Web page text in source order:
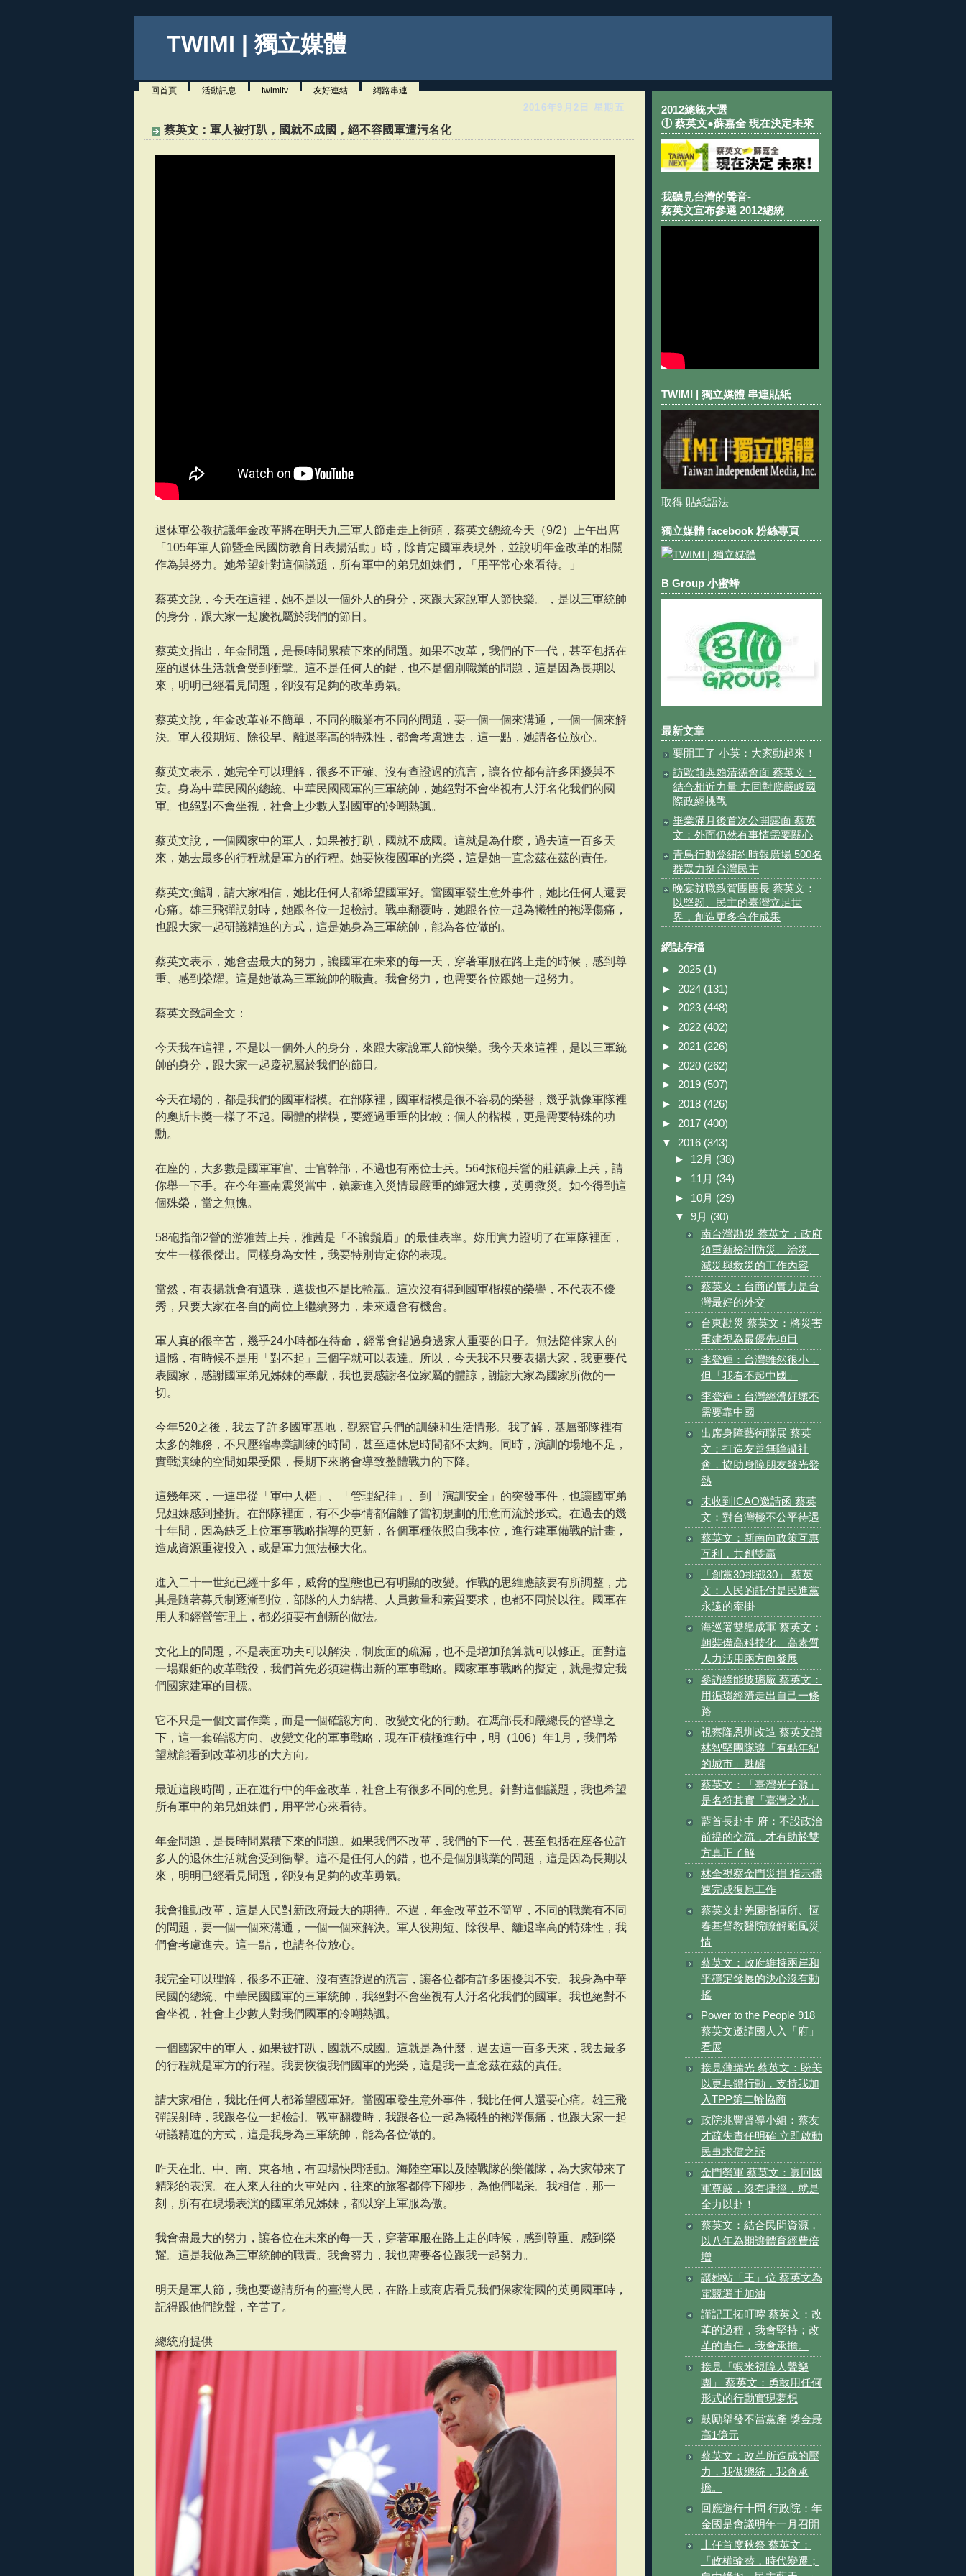
TWIMI | 獨立媒體
回首頁 活動訊息 twimitv 友好連結 網路串連
2016年9月2日 星期五
蔡英文：軍人被打趴，國就不成國，絕不容國軍遭污名化
退休軍公教抗議年金改革將在明天九三軍人節走走上街頭，蔡英文總統今天（9/2）上午出席
「105年軍人節暨全民國防教育日表揚活動」時，除肯定國軍表現外，並說明年金改革的相關
作為與努力。她希望針對這個議題，所有軍中的弟兄姐妹們，「用平常心來看待。」
蔡英文說，今天在這裡，她不是以一個外人的身分，來跟大家說軍人節快樂。，是以三軍統帥
的身分，跟大家一起慶祝屬於我們的節日。
蔡英文指出，年金問題，是長時間累積下來的問題。如果不改革，我們的下一代，甚至包括在
座的退休生活就會受到衝擊。這不是任何人的錯，也不是個別職業的問題，這是因為長期以
來，明明已經看見問題，卻沒有足夠的改革勇氣。
蔡英文說，年金改革並不簡單，不同的職業有不同的問題，要一個一個來溝通，一個一個來解
決。軍人役期短、除役早、離退率高的特殊性，都會考慮進去，這一點，她請各位放心。
蔡英文表示，她完全可以理解，很多不正確、沒有查證過的流言，讓各位都有許多困擾與不
安。身為中華民國的總統、中華民國國軍的三軍統帥，她絕對不會坐視有人汙名化我們的國
軍。也絕對不會坐視，社會上少數人對國軍的冷嘲熱諷。
蔡英文說，一個國家中的軍人，如果被打趴，國就不成國。這就是為什麼，過去這一百多天
來，她去最多的行程就是軍方的行程。她要恢復國軍的光榮，這是她一直念茲在茲的責任。
蔡英文強調，請大家相信，她比任何人都希望國軍好。當國軍發生意外事件，她比任何人還要
心痛。雄三飛彈誤射時，她跟各位一起檢討。戰車翻覆時，她跟各位一起為犧牲的袍澤傷痛，
也跟大家一起研議精進的方式，這是她身為三軍統帥，能為各位做的。
蔡英文表示，她會盡最大的努力，讓國軍在未來的每一天，穿著軍服在路上走的時候，感到尊
重、感到榮耀。這是她做為三軍統帥的職責。我會努力，也需要各位跟她一起努力。
蔡英文致詞全文：
今天我在這裡，不是以一個外人的身分，來跟大家說軍人節快樂。我今天來這裡，是以三軍統
帥的身分，跟大家一起慶祝屬於我們的節日。
今天在場的，都是我們的國軍楷模。在部隊裡，國軍楷模是很不容易的榮譽，幾乎就像軍隊裡
的奧斯卡獎一樣了不起。團體的楷模，要經過重重的比較；個人的楷模，更是需要特殊的功
勳。
在座的，大多數是國軍軍官、士官幹部，不過也有兩位士兵。564旅砲兵營的莊鎮豪上兵，請
你舉一下手。在今年臺南震災當中，鎮豪進入災情最嚴重的維冠大樓，英勇救災。如今得到這
個殊榮，當之無愧。
58砲指部2營的游雅茜上兵，雅茜是「不讓鬚眉」的最佳表率。妳用實力證明了在軍隊裡面，
女生一樣很傑出。同樣身為女性，我要特別肯定你的表現。
當然，有表揚就會有遺珠，選拔也不是比輸贏。這次沒有得到國軍楷模的榮譽，不代表不優
秀，只要大家在各自的崗位上繼續努力，未來還會有機會。
軍人真的很辛苦，幾乎24小時都在待命，經常會錯過身邊家人重要的日子。無法陪伴家人的
遺憾，有時候不是用「對不起」三個字就可以表達。所以，今天我不只要表揚大家，我更要代
表國家，感謝國軍弟兄姊妹的奉獻，我也要感謝各位家屬的體諒，謝謝大家為國家所做的一
切。
今年520之後，我去了許多國軍基地，觀察官兵們的訓練和生活情形。我了解，基層部隊裡有
太多的雜務，不只壓縮專業訓練的時間，甚至連休息時間都不太夠。同時，演訓的場地不足，
實戰演練的空間如果受限，長期下來將會導致整體戰力的下降。
這幾年來，一連串從「軍中人權」、「管理紀律」、到「演訓安全」的突發事件，也讓國軍弟
兄姐妹感到挫折。在部隊裡面，有不少事情都偏離了當初規劃的用意而流於形式。在過去的幾
十年間，因為缺乏上位軍事戰略指導的更新，各個軍種依照自我本位，進行建軍備戰的計畫，
造成資源重複投入，或是軍力無法極大化。
進入二十一世紀已經十多年，威脅的型態也已有明顯的改變。作戰的思維應該要有所調整，尤
其是隨著募兵制逐漸到位，部隊的人力結構、人員數量和素質要求，也都不同於以往。國軍在
用人和經營管理上，都必須要有創新的做法。
文化上的問題，不是表面功夫可以解決，制度面的疏漏，也不是增加預算就可以修正。面對這
一場艱鉅的改革戰役，我們首先必須建構出新的軍事戰略。國家軍事戰略的擬定，就是擬定我
們國家建軍的目標。
它不只是一個文書作業，而是一個確認方向、改變文化的行動。在馮部長和嚴總長的督導之
下，這一套確認方向、改變文化的軍事戰略，現在正積極進行中，明（106）年1月，我們希
望就能看到改革初步的大方向。
最近這段時間，正在進行中的年金改革，社會上有很多不同的意見。針對這個議題，我也希望
所有軍中的弟兄姐妹們，用平常心來看待。
年金問題，是長時間累積下來的問題。如果我們不改革，我們的下一代，甚至包括在座各位許
多人的退休生活就會受到衝擊。這不是任何人的錯，也不是個別職業的問題，這是因為長期以
來，明明已經看見問題，卻沒有足夠的改革勇氣。
我會推動改革，這是人民對新政府最大的期待。不過，年金改革並不簡單，不同的職業有不同
的問題，要一個一個來溝通，一個一個來解決。軍人役期短、除役早、離退率高的特殊性，我
們會考慮進去。這一點，也請各位放心。
我完全可以理解，很多不正確、沒有查證過的流言，讓各位都有許多困擾與不安。我身為中華
民國的總統、中華民國國軍的三軍統帥，我絕對不會坐視有人汙名化我們的國軍。我也絕對不
會坐視，社會上少數人對我們國軍的冷嘲熱諷。
一個國家中的軍人，如果被打趴，國就不成國。這就是為什麼，過去這一百多天來，我去最多
的行程就是軍方的行程。我要恢復我們國軍的光榮，這是我一直念茲在茲的責任。
請大家相信，我比任何人都希望國軍好。當國軍發生意外事件，我比任何人還要心痛。雄三飛
彈誤射時，我跟各位一起檢討。戰車翻覆時，我跟各位一起為犧牲的袍澤傷痛，也跟大家一起
研議精進的方式，這是我身為三軍統帥，能為各位做的。
昨天在北、中、南、東各地，有四場快閃活動。海陸空軍以及陸戰隊的樂儀隊，為大家帶來了
精彩的表演。在人來人往的火車站內，往來的旅客都停下腳步，為他們喝采。我相信，那一
刻，所有在現場表演的國軍弟兄姊妹，都以穿上軍服為傲。
我會盡最大的努力，讓各位在未來的每一天，穿著軍服在路上走的時候，感到尊重、感到榮
耀。這是我做為三軍統帥的職責。我會努力，我也需要各位跟我一起努力。
明天是軍人節，我也要邀請所有的臺灣人民，在路上或商店看見我們保家衛國的英勇國軍時，
記得跟他們說聲，辛苦了。
總統府提供
2012總統大選
① 蔡英文●蘇嘉全 現在決定未來
我聽見台灣的聲音-
蔡英文宣布參選 2012總統
TWIMI | 獨立媒體 串連貼紙
取得 貼紙語法
獨立媒體 facebook 粉絲專頁
B Group 小蜜蜂
最新文章
要開工了 小英：大家動起來！
訪歐前與賴清德會面 蔡英文：
結合相近力量 共同對應嚴峻國
際政經挑戰
畢業滿月後首次公開露面 蔡英
文：外面仍然有事情需要關心
青鳥行動登紐約時報廣場 500名
群眾力挺台灣民主
晚宴就職致賀團團長 蔡英文：
以堅韌、民主的臺灣立足世
界，創造更多合作成果
網誌存檔
► 2025 (1)
► 2024 (131)
► 2023 (448)
► 2022 (402)
► 2021 (226)
► 2020 (262)
► 2019 (507)
► 2018 (426)
► 2017 (400)
▼ 2016 (343)
► 12月 (38)
► 11月 (34)
► 10月 (29)
▼ 9月 (30)
南台灣勘災 蔡英文：政府
須重新檢討防災、治災、
減災與救災的工作內容
蔡英文：台商的實力是台
灣最好的外交
台東勘災 蔡英文：將災害
重建視為最優先項目
李登輝：台灣雖然很小，
但「我看不起中國」
李登輝：台灣經濟好壞不
需要靠中國
出席身障藝術聯展 蔡英
文：打造友善無障礙社
會，協助身障朋友發光發
熱
未收到ICAO邀請函 蔡英
文：對台灣極不公平待遇
蔡英文：新南向政策互惠
互利，共創雙贏
「創黨30挑戰30」 蔡英
文：人民的託付是民進黨
永遠的牽掛
海巡署雙艦成軍 蔡英文：
朝裝備高科技化、高素質
人力活用兩方向發展
參訪綠能玻璃廠 蔡英文：
用循環經濟走出自己一條
路
視察隆恩圳改造 蔡英文讚
林智堅團隊讓「有點年紀
的城市」甦醒
蔡英文：「臺灣光子源」
是名符其實「臺灣之光」
藍首長赴中 府：不設政治
前提的交流，才有助於雙
方真正了解
林全視察金門災損 指示儘
速完成復原工作
蔡英文赴羌園指揮所、恆
春基督教醫院瞭解颱風災
情
蔡英文：政府維持兩岸和
平穩定發展的決心沒有動
搖
Power to the People 918
蔡英文邀請國人入「府」
看展
接見薄瑞光 蔡英文：盼美
以更具體行動，支持我加
入TPP第二輪協商
政院兆豐督導小組：蔡友
才疏失責任明確 立即啟動
民事求償之訴
金門勞軍 蔡英文：贏回國
軍尊嚴，沒有捷徑，就是
全力以赴！
蔡英文：結合民間資源，
以八年為期讓體育經費倍
增
讓她站「王」位 蔡英文為
電競選手加油
謹記王拓叮嚀 蔡英文：改
革的過程，我會堅持；改
革的責任，我會承擔。
接見「蝦米視障人聲樂
團」 蔡英文：勇敢用任何
形式的行動實現夢想
鼓勵舉發不當黨產 獎金最
高1億元
蔡英文：改革所造成的壓
力，我做總統，我會承
擔。
回應遊行十問 行政院：年
金國是會議明年一月召開
上任首度秋祭 蔡英文：
「政權輪替，時代變遷；